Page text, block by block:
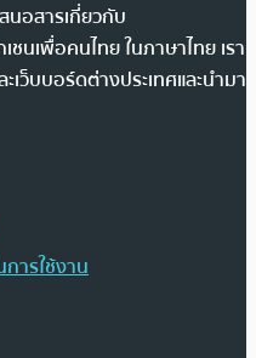
นอสารเกี่ยวกับ
ชนเพื่อคนไทย ในภาษาไทย เรา
ว็บบอร์ดต่างประเทศและนำมา
ารใช้งาน